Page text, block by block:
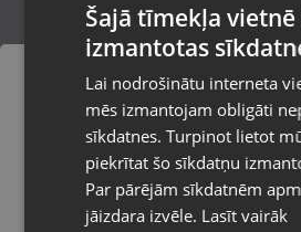
Nintendo Wii TV Show King
Jēkabpils, Brīvības iela 146
Stāvoklis Lietots (Garantija 6
6.00€
Pasūtījumi tiks
izvēlēto valsti
Vietnes saturs būs attēlots
Šajā tīmekļa
izmantotas
Lai nodrošinātu interneta
mēs izmantojam obligāti
sīkdatnes. Turpinot lietot
piekrītat šo sīkdatņu
Par pārējām sīkdatnēm
jāizdara izvēle. Lasīt vairāk